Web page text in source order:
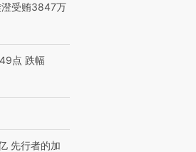
·第三对
住三大增长引擎是什么？
受贿3847万
点 跌幅
先行者的加